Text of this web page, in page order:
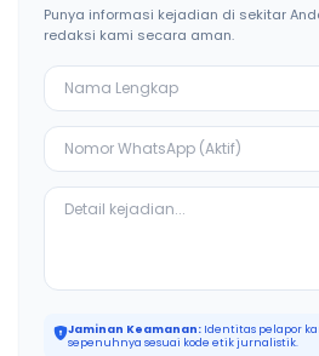
Punya informasi kejadian di sekitar
redaksi kami secara aman.
Jaminan Keamanan: Identitas pelapor
sepenuhnya sesuai kode etik jurnalistik.